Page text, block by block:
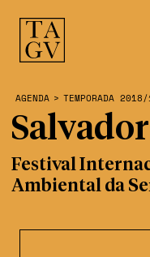
AGENDA > TEMPORADA
Festival
Ambiental da